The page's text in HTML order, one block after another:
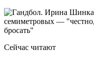
Сейчас читают